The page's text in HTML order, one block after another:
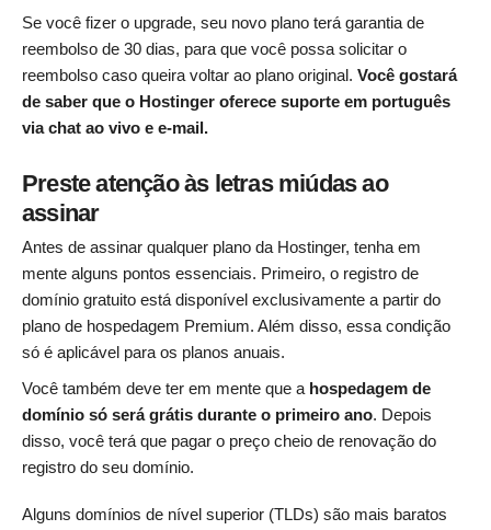
Se você fizer o upgrade, seu novo plano terá garantia de
reembolso de 30 dias, para que você possa solicitar o
reembolso caso queira voltar ao plano original. Você gostará
de saber que o Hostinger oferece suporte em português
via chat ao vivo e e-mail.
Preste atenção às letras miúdas ao
assinar
Antes de assinar qualquer plano da Hostinger, tenha em
mente alguns pontos essenciais. Primeiro, o registro de
domínio gratuito está disponível exclusivamente a partir do
plano de hospedagem Premium. Além disso, essa condição
só é aplicável para os planos anuais.
Você também deve ter em mente que a hospedagem de
domínio só será grátis durante o primeiro ano. Depois
disso, você terá que pagar o preço cheio de renovação do
registro do seu domínio.
Alguns domínios de nível superior (TLDs) são mais baratos